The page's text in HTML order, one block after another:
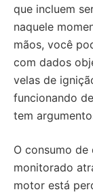
que incluem
naquele
mãos, você
com dados
velas de
funcionando
tem
O consumo
monitorado
motor está